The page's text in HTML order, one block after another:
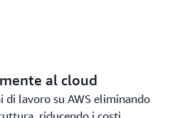
dell'ambiente VMware
database gestiti, analisi,
per
al cloud
di lavoro su AWS eliminando